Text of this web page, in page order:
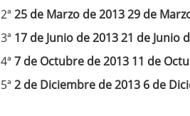
2ª 25 de Marzo de 2013 29 de
3ª 17 de Junio de 2013 21 de Junio
4ª 7 de Octubre de 2013 11 de
5ª 2 de Diciembre de 2013 6 de